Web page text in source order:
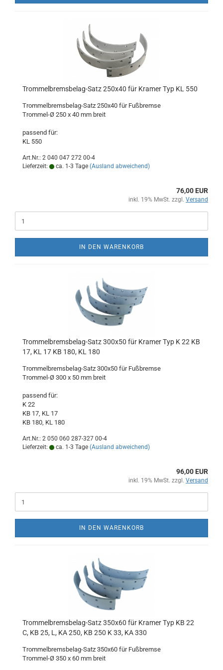
Trommelbremsbelag-Satz 250x40 für Kramer Typ KL 550
Trommelbremsbelag-Satz 250x40 für Fußbremse
Trommel-Ø 250 x 40 mm breit
passend für:
KL 550
Art.Nr.: 2 040 047 272 00-4
Lieferzeit:
ca. 1-3 Tage (Ausland abweichend)
76,00 EUR
inkl. 19% MwSt. zzgl. Versand
IN DEN WARENKORB
Trommelbremsbelag-Satz 300x50 für Kramer Typ K 22 KB
17, KL 17 KB 180, KL 180
Trommelbremsbelag-Satz 300x50 für Fußbremse
Trommel-Ø 300 x 50 mm breit
passend für:
K 22
KB 17, KL 17
KB 180, KL 180
Art.Nr.: 2 050 060 287-327 00-4
Lieferzeit:
ca. 1-3 Tage (Ausland abweichend)
96,00 EUR
inkl. 19% MwSt. zzgl. Versand
IN DEN WARENKORB
Trommelbremsbelag-Satz 350x60 für Kramer Typ KB 22
C, KB 25, L, KA 250, KB 250 K 33, KA 330
Trommelbremsbelag-Satz 350x60 für Fußbremse
Trommel-Ø 350 x 60 mm breit